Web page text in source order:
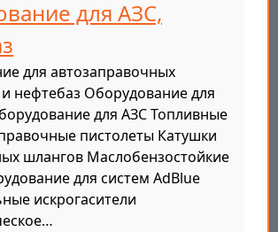
для АЗС,
для автозаправочных
нефтебаз Оборудование для
для АЗС Топливные
пистолеты Катушки
шлангов Маслобензостойкие
для систем AdBlue
искрогасители